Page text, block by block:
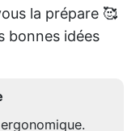
la prépare 🥰
bonnes idées